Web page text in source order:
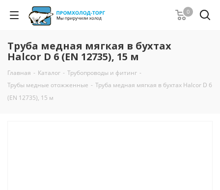
0
Труба медная мягкая в бухтах
Halcor D 6 (EN 12735), 15 м
Главная - Каталог - Трубопроводы и фитинг -
Трубы медные отожженные - Труба медная мягкая в бухтах Halcor D 6
(EN 12735), 15 м